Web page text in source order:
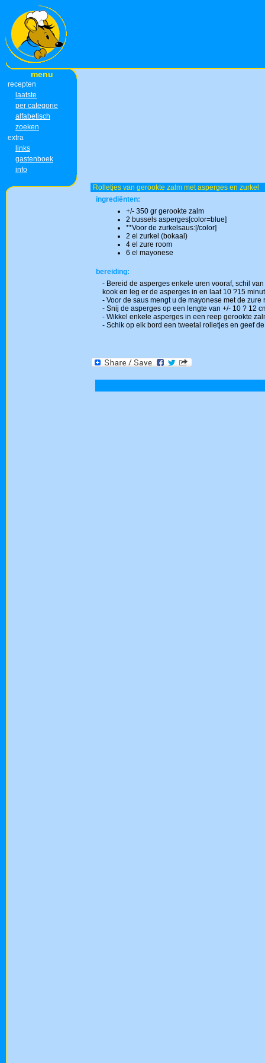
menu
recepten
laatste
per categorie
alfabetisch
zoeken
extra
links
gastenboek
info
Rolletjes van gerookte zalm met asperges en zurkel
ingrediënten:
+/- 350 gr gerookte zalm
2 bussels asperges[color=blue]
**Voor de zurkelsaus:[/color]
2 el zurkel (bokaal)
4 el zure room
6 el mayonese
bereiding:
- Bereid de asperges enkele uren vooraf, schil
kook en leg er de asperges in en laat 10 ?15
- Voor de saus mengt u de mayonese met de zure
- Snij de asperges op een lengte van +/- 10 ? 12
- Wikkel enkele asperges in een reep gerookte
- Schik op elk bord een tweetal rolletjes en geef